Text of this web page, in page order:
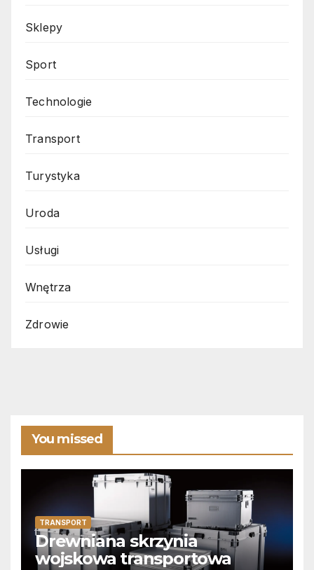
Sklepy
Sport
Technologie
Transport
Turystyka
Uroda
Usługi
Wnętrza
Zdrowie
You missed
TRANSPORT
Drewniana skrzynia
wojskowa transportowa